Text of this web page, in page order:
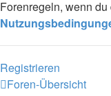
Forenregeln, wenn
Registrieren
Foren-Übersicht